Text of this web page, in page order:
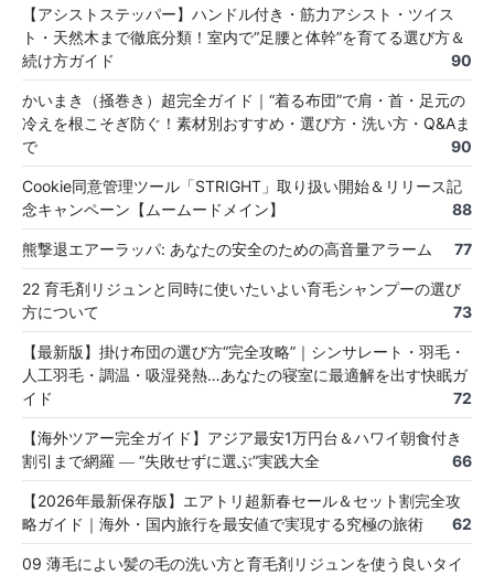
【アシストステッパー】ハンドル付き・筋力アシスト・ツイス
ト・天然木まで徹底分類！室内で“足腰と体幹”を育てる選び方＆
続け方ガイド
90
かいまき（掻巻き）超完全ガイド｜“着る布団”で肩・首・足元の
冷えを根こそぎ防ぐ！素材別おすすめ・選び方・洗い方・Q&Aま
で
90
Cookie同意管理ツール「STRIGHT」取り扱い開始＆リリース記
念キャンペーン【ムームードメイン】
88
熊撃退エアーラッパ: あなたの安全のための高音量アラーム 77
22 育毛剤リジュンと同時に使いたいよい育毛シャンプーの選び
方について
73
【最新版】掛け布団の選び方“完全攻略”｜シンサレート・羽毛・
人工羽毛・調温・吸湿発熱…あなたの寝室に最適解を出す快眠ガ
イド
72
【海外ツアー完全ガイド】アジア最安1万円台＆ハワイ朝食付き
割引まで網羅 ― “失敗せずに選ぶ”実践大全
66
【2026年最新保存版】エアトリ超新春セール＆セット割完全攻
略ガイド｜海外・国内旅行を最安値で実現する究極の旅術
62
09 薄毛によい髪の毛の洗い方と育毛剤リジュンを使う良いタイ